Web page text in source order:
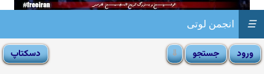
انجمن لوتی ☰